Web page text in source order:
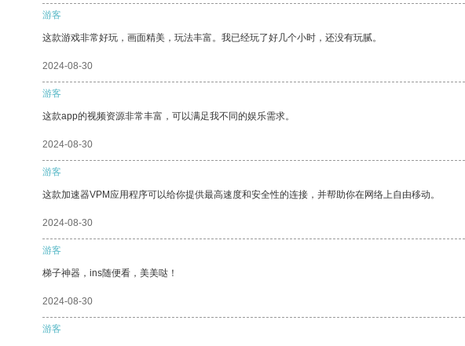
游客
这款游戏非常好玩，画面精美，玩法丰富。我已经玩了好几个小时，还没有玩腻。
2024-08-30
游客
这款app的视频资源非常丰富，可以满足我不同的娱乐需求。
2024-08-30
游客
这款加速器VPM应用程序可以给你提供最高速度和安全性的连接，并帮助你在网络上自由移动。
2024-08-30
游客
梯子神器，ins随便看，美美哒！
2024-08-30
游客